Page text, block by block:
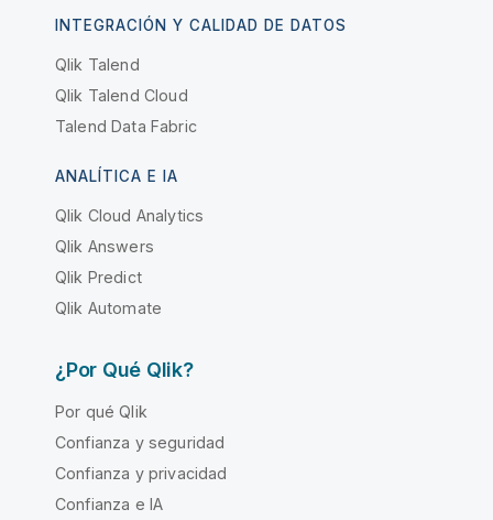
INTEGRACIÓN Y CALIDAD DE DATOS
Qlik Talend
Qlik Talend Cloud
Talend Data Fabric
ANALÍTICA E IA
Qlik Cloud Analytics
Qlik Answers
Qlik Predict
Qlik Automate
¿Por Qué Qlik?
Por qué Qlik
Confianza y seguridad
Confianza y privacidad
Confianza e IA